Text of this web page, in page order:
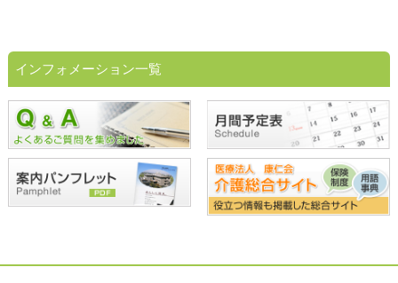
インフォメーション一覧